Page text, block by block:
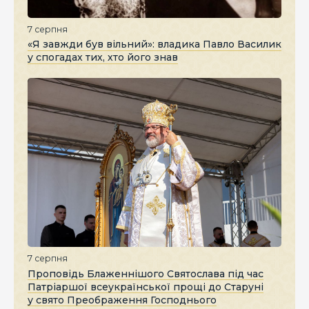
7 серпня
«Я завжди був вільний»: владика Павло Василик
у спогадах тих, хто його знав
7 серпня
Проповідь Блаженнішого Святослава під час
Патріаршої всеукраїнської прощі до Старуні
у свято Преображення Господнього